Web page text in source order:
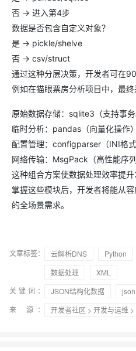
否 → 进入第4步
数据是否包含自定义对象？
是 → pickle/shelve
否 → csv/struct
通过这种分层决策，开发者可在
例如在猫眼票房分析项目中，最终
原始数据存储：sqlite3（支持事务
临时分析：pandas（向量化操作）
配置管理：configparser（INI格式
网络传输：MsgPack（高性能序列
这种组合方案使数据处理效率提
掌握这些模块后，开发者将能从
的全场景需求。
文章标签： 云解析DNS Python
数据处理
XML
关键词：
JSON结构化数据
来 源：
开发者社区 > 开发与运维 >